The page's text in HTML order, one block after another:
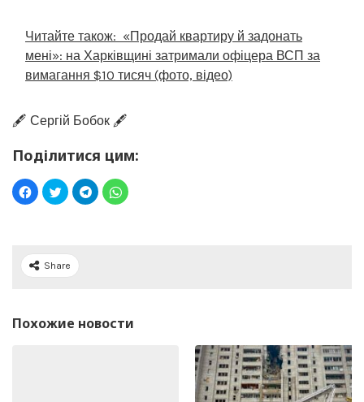
Читайте також: «Продай квартиру й задонать
мені»: на Харківщині затримали офіцера ВСП за
вимагання $10 тисяч (фото, відео)
🖋️ Сергій Бобок 🖋️
Поділитися цим:
Share
Похожие новости